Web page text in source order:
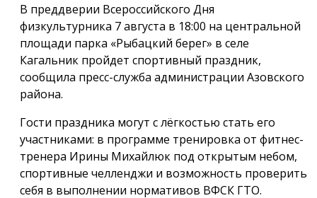
В преддверии Всероссийского Дня
физкультурника 7 августа в 18:00 на центральной
площади парка «Рыбацкий берег» в селе
Кагальник пройдет спортивный праздник,
сообщила пресс-служба администрации Азовского
района.
Гости праздника могут с лёгкостью стать его
участниками: в программе тренировка от фитнес-
тренера Ирины Михайлюк под открытым небом,
спортивные челленджи и возможность проверить
себя в выполнении нормативов ВФСК ГТО.